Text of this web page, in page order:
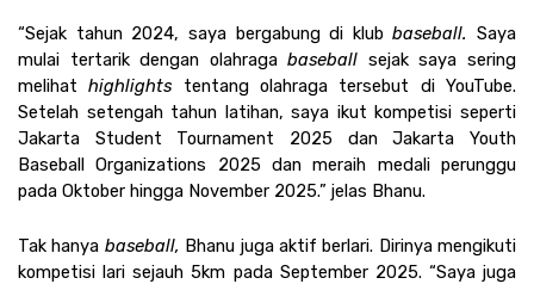
“Sejak tahun 2024, saya bergabung di klub baseball. Saya
mulai tertarik dengan olahraga baseball sejak saya sering
melihat highlights tentang olahraga tersebut di YouTube.
Setelah setengah tahun latihan, saya ikut kompetisi seperti
Jakarta Student Tournament 2025 dan Jakarta Youth
Baseball Organizations 2025 dan meraih medali perunggu
pada Oktober hingga November 2025.” jelas Bhanu.
Tak hanya baseball, Bhanu juga aktif berlari. Dirinya mengikuti
kompetisi lari sejauh 5km pada September 2025. “Saya juga